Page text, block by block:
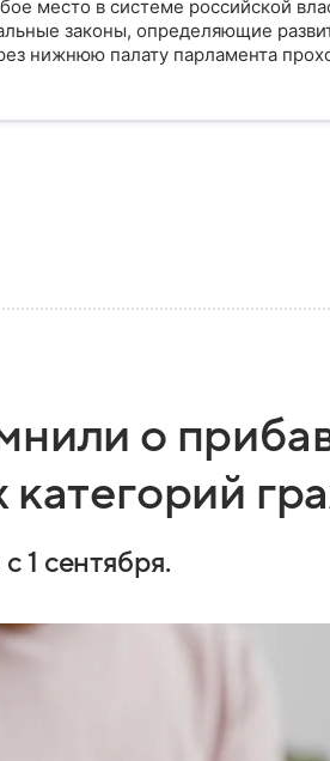
место в системе российской
законы, определяющие
нижнюю палату парламента
Разбираемся, как устроена
о
категорий
1 сентября.